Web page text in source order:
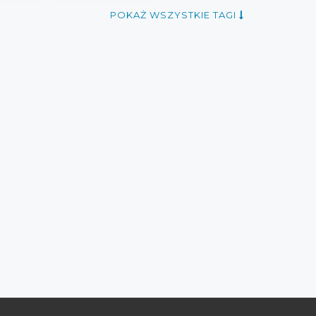
promocje sierpień 2016
POKAŻ WSZYSTKIE TAGI